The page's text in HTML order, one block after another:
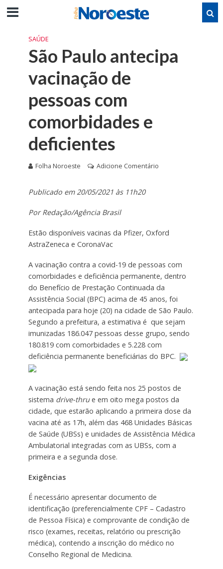
SAÚDE
São Paulo antecipa
vacinação de
pessoas com
comorbidades e
deficientes
Folha Noroeste Adicione Comentário
Publicado em 20/05/2021 às 11h20
Por Redação/Agência Brasil
Estão disponíveis vacinas da Pfizer, Oxford
AstraZeneca e CoronaVac
A vacinação contra a covid-19 de pessoas com
comorbidades e deficiência permanente, dentro
do Benefício de Prestação Continuada da
Assistência Social (BPC) acima de 45 anos, foi
antecipada para hoje (20) na cidade de São Paulo.
Segundo a prefeitura, a estimativa é que sejam
imunizadas 186.047 pessoas desse grupo, sendo
180.819 com comorbidades e 5.228 com
deficiência permanente beneficiárias do BPC.
A vacinação está sendo feita nos 25 postos de
sistema drive-thrue em oito mega postos da
cidade, que estarão aplicando a primeira dose da
vacina até as 17h, além das 468 Unidades Básicas
de Saúde (UBSs) e unidades de Assistência Médica
Ambulatorial integradas com as UBSs, com a
primeira e a segunda dose.
Exigências
É necessário apresentar documento de
identificação (preferencialmente CPF – Cadastro
de Pessoa Física) e comprovante de condição de
risco (exames, receitas, relatório ou prescrição
médica), contendo a inscrição do médico no
Conselho Regional de Medicina.